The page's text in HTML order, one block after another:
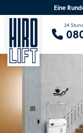
Eine
24
Ihre PLZ